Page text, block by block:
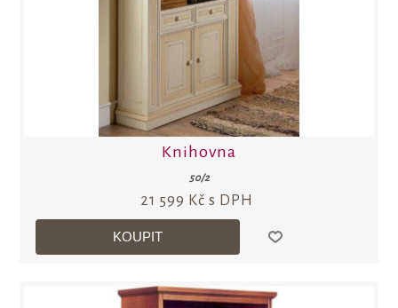
Knihovna
50/2
21 599 Kč s DPH